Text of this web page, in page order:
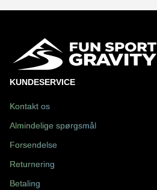
KUNDESERVICE
Kontakt os
Almindelige spørgsmål
Forsendelse
Returnering
Betaling